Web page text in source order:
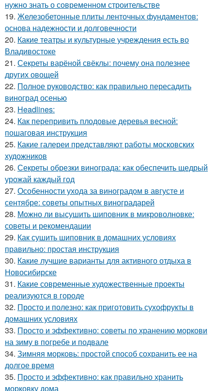
нужно знать о современном строительстве
19. Железобетонные плиты ленточных фундаментов:
основа надежности и долговечности
20. Какие театры и культурные учреждения есть во
Владивостоке
21. Секреты варёной свёклы: почему она полезнее
других овощей
22. Полное руководство: как правильно пересадить
виноград осенью
23. Headlines:
24. Как перепривить плодовые деревья весной:
пошаговая инструкция
25. Какие галереи представляют работы московских
художников
26. Секреты обрезки винограда: как обеспечить щедрый
урожай каждый год
27. Особенности ухода за виноградом в августе и
сентябре: советы опытных виноградарей
28. Можно ли высушить шиповник в микроволновке:
советы и рекомендации
29. Как сушить шиповник в домашних условиях
правильно: простая инструкция
30. Какие лучшие варианты для активного отдыха в
Новосибирске
31. Какие современные художественные проекты
реализуются в городе
32. Просто и полезно: как приготовить сухофрукты в
домашних условиях
33. Просто и эффективно: советы по хранению моркови
на зиму в погребе и подвале
34. Зимняя морковь: простой способ сохранить ее на
долгое время
35. Просто и эффективно: как правильно хранить
морковку дома